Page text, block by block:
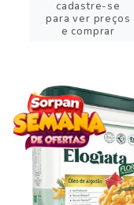
cadastre-se
para ver preços
e comprar